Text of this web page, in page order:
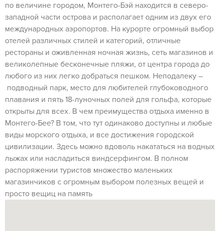
по величине городом, Монтего-Бэй находится в северо-
западной части острова и располагает одним из двух его
международных аэропортов. На курорте огромный выбор
отелей различных стилей и категорий, отличные
рестораны и оживленная ночная жизнь, сеть магазинов и
великолепные бесконечные пляжи, от центра города до
любого из них легко добраться пешком. Неподалеку –
подводный парк, место для любителей глубоководного
плавания и пять 18-луночных полей для гольфа, которые
открыты для всех. В чем преимущества отдыха именно в
Монтего-Бее? В том, что тут одинаково доступны и любые
виды морского отдыха, и все достижения городской
цивилизации. Здесь можно вдоволь накататься на водных
лыжах или насладиться виндсерфингом. В полном
распоряжении туристов множество маленьких
магазинчиков с огромным выбором полезных вещей и
просто вещиц на память